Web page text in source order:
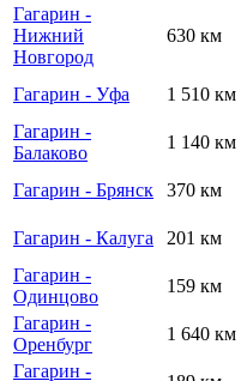
Гагарин -
Нижний
Новгород
630 км
Гагарин - Уфа 1 510 км
Гагарин -
Балаково
1 140 км
Гагарин - Брянск
370 км
Гагарин - Калуга
201 км
Гагарин -
Одинцово
159 км
Гагарин -
Оренбург
1 640 км
Гагарин -